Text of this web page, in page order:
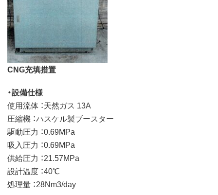
CNG充填措置
・設備仕様
使用流体 ：天然ガス 13A
圧縮機 ：ハスケル製ブースター
駆動圧力 ：0.69MPa
吸入圧力 ：0.69MPa
供給圧力 ：21.57MPa
設計温度 ：40℃
処理量 ：28Nm3/day